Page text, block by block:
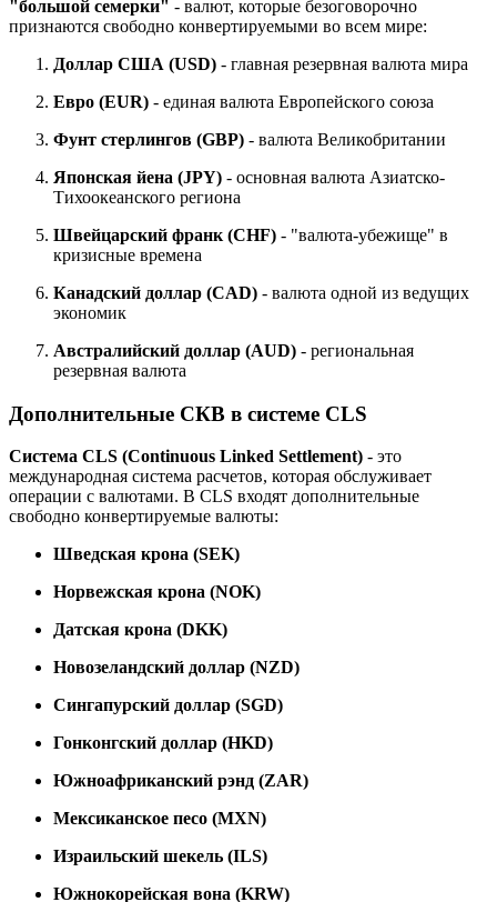
"большой семерки" - валют, которые безоговорочно
признаются свободно конвертируемыми во всем мире:
Доллар США (USD) - главная резервная валюта мира
Евро (EUR) - единая валюта Европейского союза
Фунт стерлингов (GBP) - валюта Великобритании
Японская йена (JPY) - основная валюта Азиатско-
Тихоокеанского региона
Швейцарский франк (CHF) - "валюта-убежище" в
кризисные времена
Канадский доллар (CAD) - валюта одной из ведущих
экономик
Австралийский доллар (AUD) - региональная
резервная валюта
Дополнительные СКВ в системе CLS
Система CLS (Continuous Linked Settlement) - это
международная система расчетов, которая обслуживает
операции с валютами. В CLS входят дополнительные
свободно конвертируемые валюты:
Шведская крона (SEK)
Норвежская крона (NOK)
Датская крона (DKK)
Новозеландский доллар (NZD)
Сингапурский доллар (SGD)
Гонконгский доллар (HKD)
Южноафриканский рэнд (ZAR)
Мексиканское песо (MXN)
Израильский шекель (ILS)
Южнокорейская вона (KRW)